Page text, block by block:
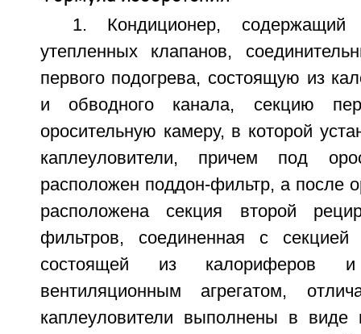
1. Кондиционер,
утепленных клапанов,
первого подогрева, состоящую из
и обводного канала, секцию
оросительную камеру, в которой
каплеуловители, причем под
расположен поддон-фильтр, а после
расположена секция второй
фильтров, соединенная с секцией
состоящей из калориферов
вентиляционным агрегатом,
каплеуловители выполнены в виде